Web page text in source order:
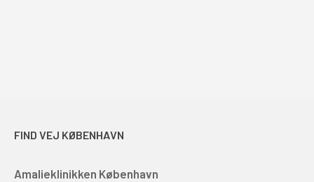
FIND VEJ KØBENHAVN
Amalieklinikken København